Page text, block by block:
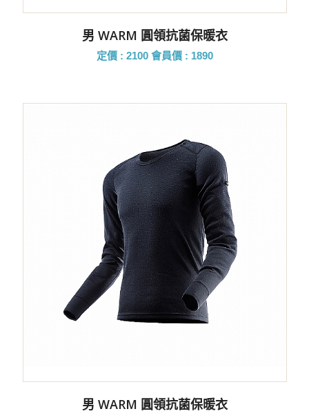
男 WARM 圓領抗菌保暖衣
定價 : 2100 會員價 : 1890
男 WARM 圓領抗菌保暖衣